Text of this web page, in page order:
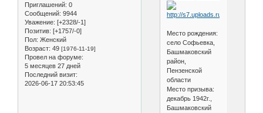
Приглашений: 0
Сообщений: 9944
Уважение: [+2328/-1]
Позитив: [+1757/-0]
Пол: Женский
Возраст: 49 [1976-11-19]
Провел на форуме:
5 месяцев 27 дней
Последний визит:
2026-06-17 20:53:45
Меcто рождения:
село Софьевка,
Башмаковский
район,
Пензенской
области
Меcто призыва:
декабрь 1942г.,
Башмаковский